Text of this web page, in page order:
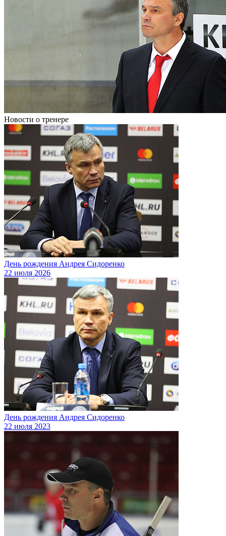
Новости о тренере
День рождения Андрея Сидоренко
22 июля 2026
День рождения Андрея Сидоренко
22 июля 2023